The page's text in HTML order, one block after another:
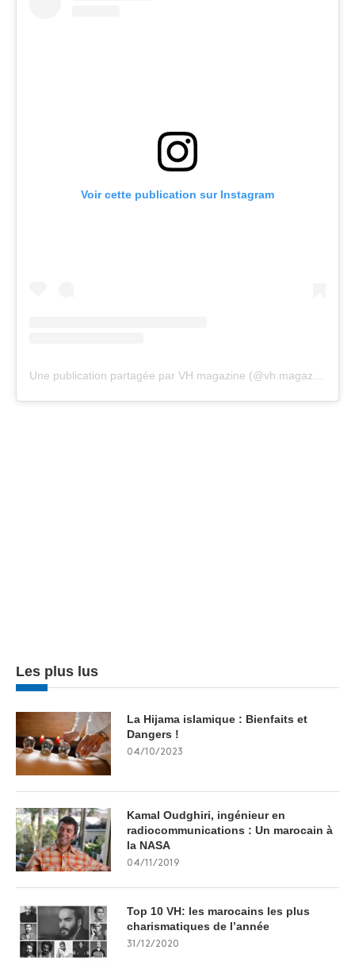
Voir cette publication sur Instagram
Une publication partagée par VH magazine (@vh.magazine)
Les plus lus
La Hijama islamique : Bienfaits et
Dangers !
04/10/2023
Kamal Oudghiri, ingénieur en
radiocommunications : Un marocain à
la NASA
04/11/2019
Top 10 VH: les marocains les plus
charismatiques de l’année
31/12/2020